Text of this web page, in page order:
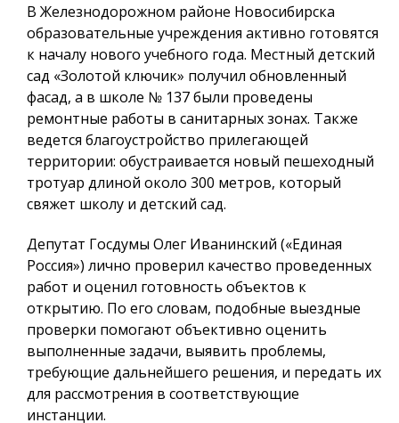
В Железнодорожном районе Новосибирска
образовательные учреждения активно готовятся
к началу нового учебного года. Местный детский
сад «Золотой ключик» получил обновленный
фасад, а в школе № 137 были проведены
ремонтные работы в санитарных зонах. Также
ведется благоустройство прилегающей
территории: обустраивается новый пешеходный
тротуар длиной около 300 метров, который
свяжет школу и детский сад.
Депутат Госдумы Олег Иванинский («Единая
Россия») лично проверил качество проведенных
работ и оценил готовность объектов к
открытию. По его словам, подобные выездные
проверки помогают объективно оценить
выполненные задачи, выявить проблемы,
требующие дальнейшего решения, и передать их
для рассмотрения в соответствующие
инстанции.